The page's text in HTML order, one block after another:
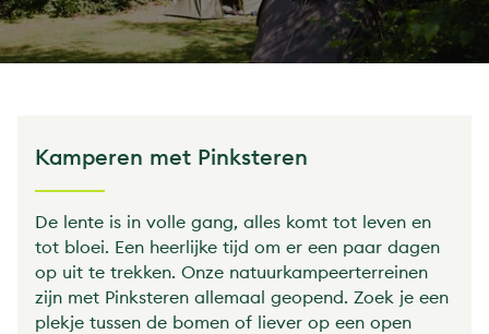
Kamperen met Pinksteren
De lente is in volle gang, alles komt tot leven en
tot bloei. Een heerlijke tijd om er een paar dagen
op uit te trekken. Onze natuurkampeerterreinen
zijn met Pinksteren allemaal geopend. Zoek je een
plekje tussen de bomen of liever op een open